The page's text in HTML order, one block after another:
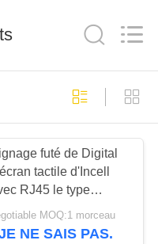
246
futé de Digital
tactile d'Incell
RJ45 le type
de fente de C
MOQ:1 morceau
NE SAIS PAS.